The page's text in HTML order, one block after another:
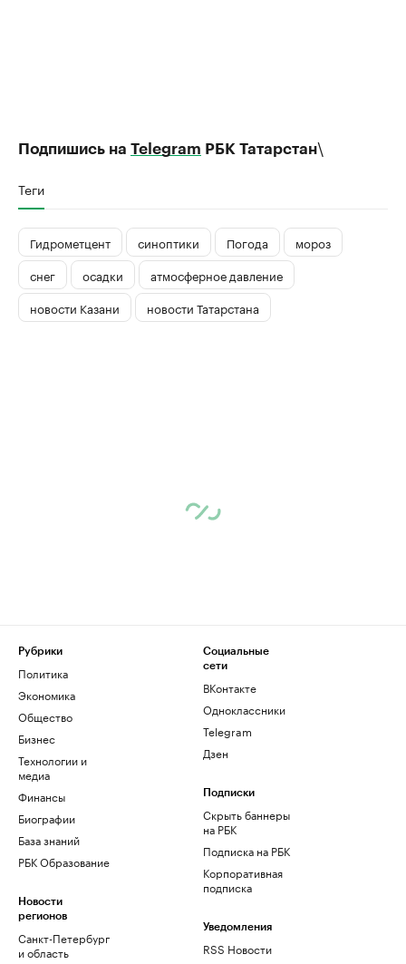
Подпишись на Telegram РБК Татарстан\
Теги
Гидрометцент синоптики Погода
мороз
снег
осадки
атмосферное давление
новости Казани
новости Татарстана
Рубрики
Политика
Экономика
Общество
Бизнес
Технологии и
медиа
Финансы
Биографии
База знаний
РБК Образование
Новости
регионов
Санкт-Петербург
и область
Социальные
сети
ВКонтакте
Одноклассники
Telegram
Дзен
Подписки
Скрыть баннеры
на РБК
Подписка на РБК
Корпоративная
подписка
Уведомления
RSS Новости